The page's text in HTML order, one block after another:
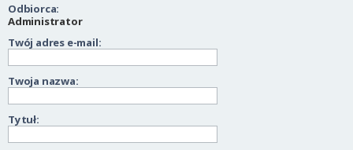
Odbiorca:
Administrator
Twój adres e-mail:
Twoja nazwa:
Tytuł: